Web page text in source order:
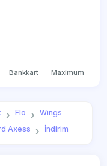
Bankkart Maximum
Flo
Wings
Axess İndirim